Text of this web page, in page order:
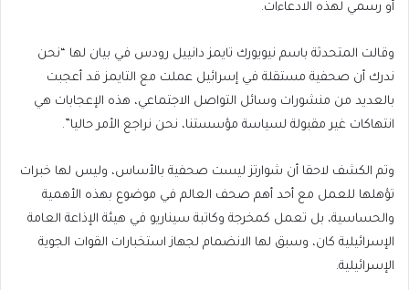
أو رسمي لهذه الادعاءات.
وقالت المتحدثة باسم نيويورك تايمز دانييل رودس في بيان لها “نحن
ندرك أن صحفية مستقلة في إسرائيل عملت مع التايمز قد أعجبت
بالعديد من منشورات وسائل التواصل الاجتماعي، هذه الإعجابات هي
انتهاكات غير مقبولة لسياسة مؤسستنا، نحن نراجع الأمر حاليا”.
وتم الكشف لاحقا أن شوارتز ليست صحفية بالأساس، وليس لها خبرات
تؤهلها للعمل مع أحد أهم صحف العالم في موضوع بهذه الأهمية
والحساسية، بل تعمل كمخرجة وكاتبة سيناريو في هيئة الإذاعة العامة
الإسرائيلية كان، وسبق لها الانضمام لجهاز استخبارات القوات الجوية
الإسرائيلية.